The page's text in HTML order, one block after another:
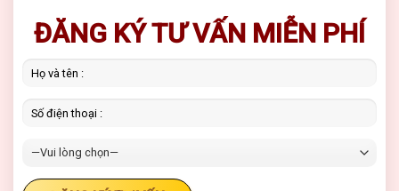
ĐĂNG KÝ TƯ VẤN MIỄN PHÍ